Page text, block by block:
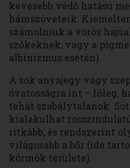
kevesebb védő hatású
hámszöveteik.
számolniuk a vörös
szőkéknek, vagy a
albinizmus esetén).
A sok anyajegy vagy
óvatosságra int – főleg,
tehát szabálytalanok.
kialakulhat
ritkább, és rendszerint
világosabb a bőr (ide
körmök területe).